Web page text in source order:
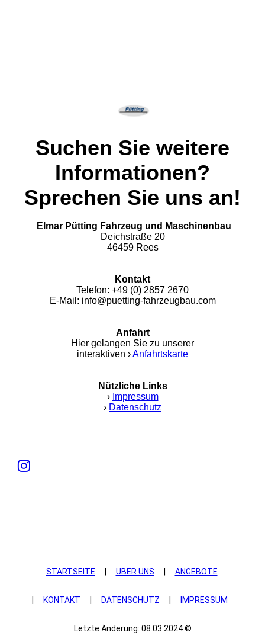
Suchen Sie weitere
Informationen?
Sprechen Sie uns an!
Elmar Pütting Fahrzeug und Maschinenbau
Deichstraße 20
46459 Rees
Kontakt
Telefon: +49 (0) 2857 2670
E-Mail: info@puetting-fahrzeugbau.com
Anfahrt
Hier gelangen Sie zu unserer
interaktiven ›Anfahrtskarte
Nützliche Links
› Impressum
› Datenschutz
STARTSEITE ÜBER UNS ANGEBOTE
KONTAKT DATEN­SCHUTZ IMPRESSUM
Letzte Änderung: 08.03.2024 ©